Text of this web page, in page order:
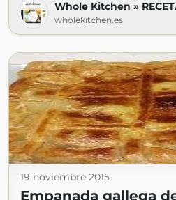
Whole Kitchen »
wholekitchen.es
19 noviembre 2015
Empanada gallega